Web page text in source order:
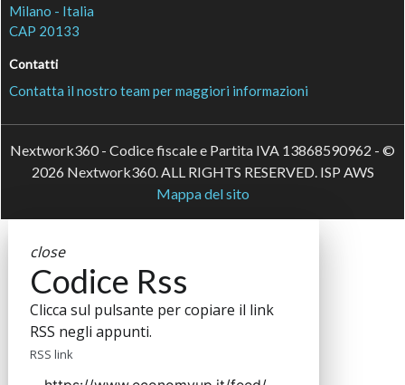
Milano - Italia
CAP 20133
Contatti
Contatta il nostro team per maggiori informazioni
Nextwork360 - Codice fiscale e Partita IVA 13868590962 - ©
2026 Nextwork360. ALL RIGHTS RESERVED. ISP AWS
Mappa del sito
close
Codice Rss
Clicca sul pulsante per copiare il link
RSS negli appunti.
RSS link